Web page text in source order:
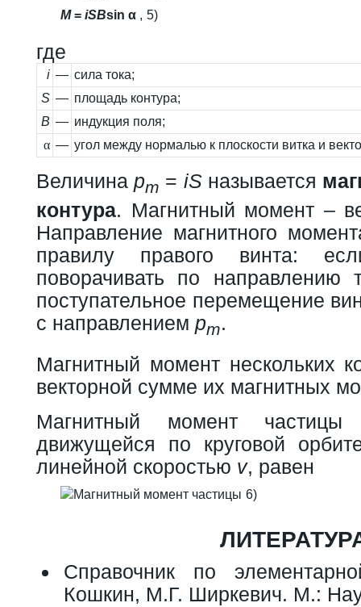
M= iSBsin α , 5)
где
i — сила тока;
S — площадь контура;
B — индукция поля;
α — угол между нормалью к плоскости витка и
Величинаpm = iSназывается
контура. Магнитный момент –
Направление магнитного
правилу правого винта:
поворачивать по направлению
поступательное перемещение
с направлением pm.
Магнитный момент нескольких
векторной сумме их магнитных
Магнитный момент
движущейся по круговой
линейной скоростью v, равен
6)
Справочник по
Кошкин, М.Г. Ширкевич. М.: